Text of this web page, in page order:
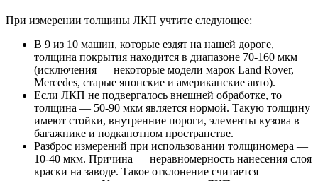
При измерении толщины ЛКП учтите следующее:
В 9 из 10 машин, которые ездят на нашей дороге,
толщина покрытия находится в диапазоне 70-160 мкм
(исключения — некоторые модели марок Land Rover,
Mercedes, старые японские и американские авто).
Если ЛКП не подвергалось внешней обработке, то
толщина — 50-90 мкм является нормой. Такую толщину
имеют стойки, внутренние пороги, элементы кузова в
багажнике и подкапотном пространстве.
Разброс измерений при использовании толщиномера —
10-40 мкм. Причина — неравномерность нанесения слоя
краски на заводе. Такое отклонение считается